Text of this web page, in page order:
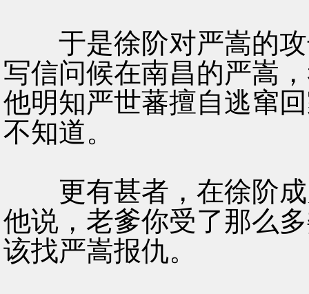
于是徐阶对严嵩的攻
写信问候在南昌的严嵩
他明知严世蕃擅自逃窜
不知道。
更有甚者，在徐阶成
他说，老爹你受了那么
该找严嵩报仇。